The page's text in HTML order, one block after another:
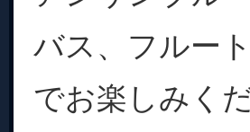
バス、フルー
でお楽しみく